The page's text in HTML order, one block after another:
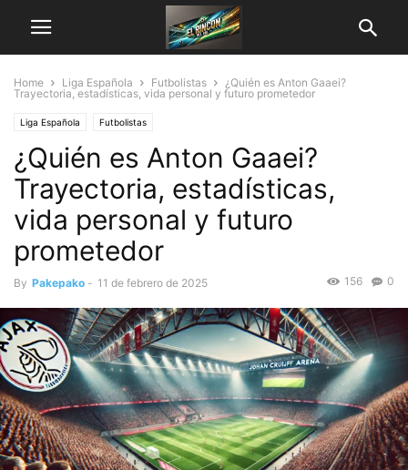
Home Liga Española Futbolistas
¿Quién es Anton Gaaei?
Trayectoria, estadísticas, vida personal y futuro prometedor
Liga Española Futbolistas
¿Quién es Anton Gaaei?
Trayectoria, estadísticas,
vida personal y futuro
prometedor
By Pakepako - 11 de febrero de 2025 0
156